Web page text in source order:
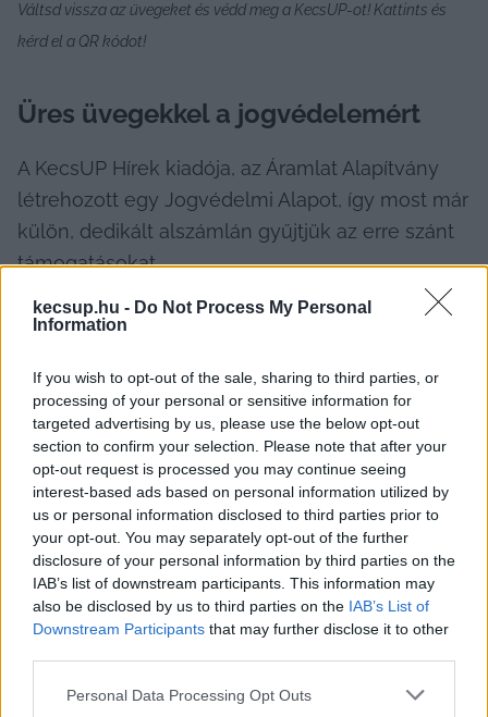
kecsup.hu - Do Not Process My Personal
Information
If you wish to opt-out of the sale, sharing to third parties, or
processing of your personal or sensitive information for
targeted advertising by us, please use the below opt-out
section to confirm your selection. Please note that after your
opt-out request is processed you may continue seeing
interest-based ads based on personal information utilized by
us or personal information disclosed to third parties prior to
your opt-out. You may separately opt-out of the further
disclosure of your personal information by third parties on the
IAB’s list of downstream participants. This information may
also be disclosed by us to third parties on the IAB’s List of
Downstream Participants that may further disclose it to other
Please note that this website/app uses one or more Google
Personal Data Processing Opt Outs
Váltsd vissza az üvegeket és védd meg a KecsUP-ot! Kattints és
kérd el a QR kódot!
Üres üvegekkel a jogvédelemért
A KecsUP Hírek kiadója, az Áramlat Alapítvány
létrehozott egy Jogvédelmi Alapot, így most már
külön, dedikált alszámlán gyűjtjük az erre szánt
támogatásokat.
Ez a pénz:
nem mehet bérre,
nem mehet működésre,
nem mehet technikai fejlesztésre.